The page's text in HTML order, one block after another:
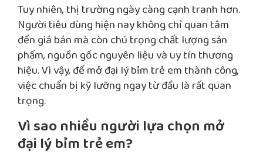
Tuy nhiên, thị trường ngày càng cạnh tranh hơn.
Người tiêu dùng hiện nay không chỉ quan tâm
đến giá bán mà còn chú trọng chất lượng sản
phẩm, nguồn gốc nguyên liệu và uy tín thương
hiệu. Vì vậy, để mở đại lý bỉm trẻ em thành công,
việc chuẩn bị kỹ lưỡng ngay từ đầu là rất quan
trọng.
Vì sao nhiều người lựa chọn mở
đại lý bỉm trẻ em?